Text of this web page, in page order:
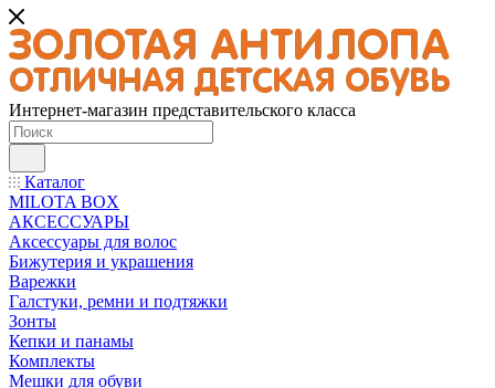
Интернет-магазин представительского класса
Каталог
MILOTA BOX
АКСЕССУАРЫ
Аксессуары для волос
Бижутерия и украшения
Варежки
Галстуки, ремни и подтяжки
Зонты
Кепки и панамы
Комплекты
Мешки для обуви